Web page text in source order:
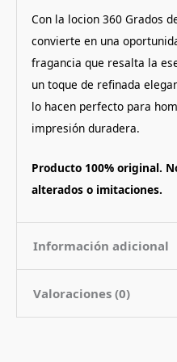
Con la locion 360 Grados
convierte en una
fragancia que resalta la
un toque de refinada
lo hacen perfecto para
impresión duradera.
Producto 100% original.
alterados o imitaciones.
Información adicional
Contenido
Valoraciones (0)